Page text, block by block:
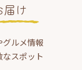
け
ルメ情報
スポット